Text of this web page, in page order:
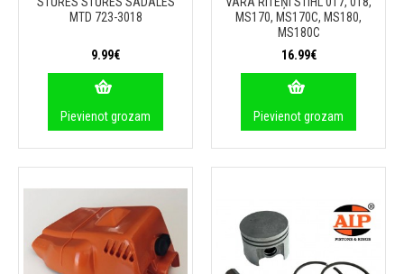
MTD 723-3018
9.99€
Pievienot grozam
MS170, MS170C, MS180,
MS180C
16.99€
Pievienot grozam